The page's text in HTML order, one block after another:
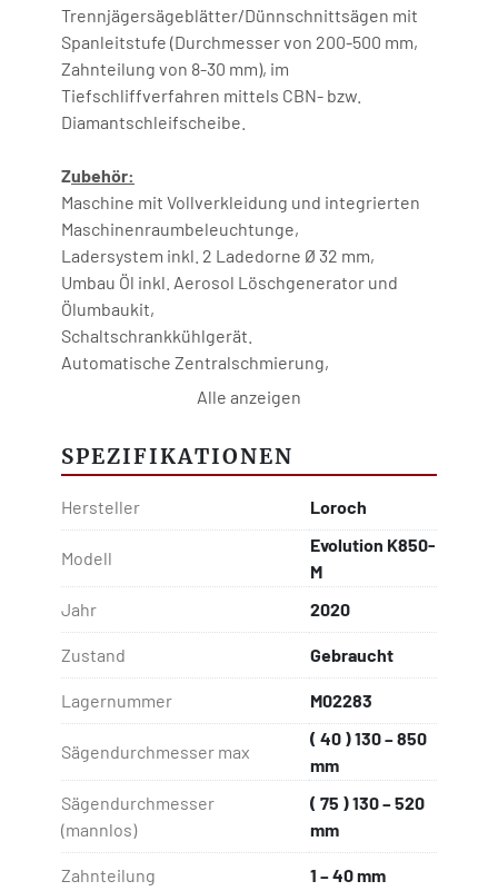
Trennjägersägeblätter/Dünnschnittsägen mit
Spanleitstufe (Durchmesser von 200-500 mm,
Zahnteilung von 8-30 mm), im
Tiefschliffverfahren mittels CBN- bzw.
Zubehör:
Maschine mit Vollverkleidung und integrierten
Maschinenraumbeleuchtunge,
Ladersystem inkl. 2 Ladedorne Ø 32 mm,
Umbau Öl inkl. Aerosol Löschgenerator und
Ölumbaukit,
Schaltschrankkühlgerät.
Automatische Zentralschmierung,
Elektrostatische Dunstabscheider Marx VTG
Filtereinheit, mit integrierter 300 Liter
Spitzzähne,
Betriebszustandes,
Automatische Umschaltung der
Umfangsgeschwindigkeit zwischen CBN- und
DIA-Schleifscheiben,
F-1477 Sägeblattaufnahme,
Ölauffangwanne.
Alle anzeigen
SPEZIFIKATIONEN
Hersteller Loroch
Modell
Evolution K850-
M
Jahr
2020
Zustand Gebraucht
Lagernummer M02283
Sägendurchmesser max
( 40 ) 130 – 850
mm
Sägendurchmesser
(mannlos)
( 75 ) 130 – 520
mm
Zahnteilung 1 – 40 mm